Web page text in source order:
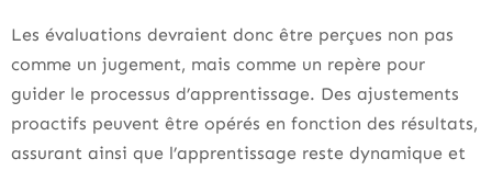
Les évaluations devraient donc être perçues non pas
comme un jugement, mais comme un repère pour
guider le processus d’apprentissage. Des ajustements
proactifs peuvent être opérés en fonction des résultats,
assurant ainsi que l’apprentissage reste dynamique et